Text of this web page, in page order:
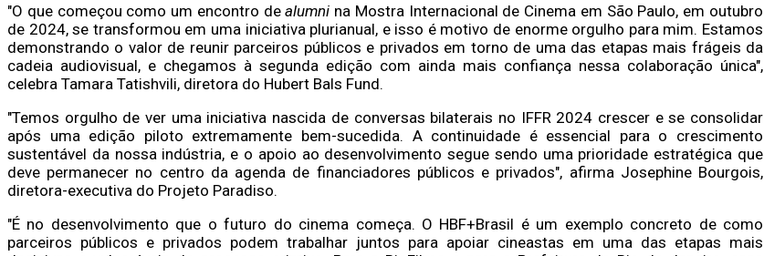
"O que começou como um encontro dealumni na Mostra Internacional de Cinema em São Paulo, em outubro
de 2024, se transformou em uma iniciativa plurianual, e isso é motivo de enorme orgulho para mim. Estamos
demonstrando o valor de reunir parceiros públicos e privados em torno de uma das etapas mais frágeis da
cadeia audiovisual, e chegamos à segunda edição com ainda mais confiança nessa colaboração única",
celebra Tamara Tatishvili, diretora do Hubert Bals Fund.
"Temos orgulho de ver uma iniciativa nascida de conversas bilaterais no IFFR 2024 crescer e se consolidar
após uma edição piloto extremamente bem-sucedida. A continuidade é essencial para o crescimento
sustentável da nossa indústria, e o apoio ao desenvolvimento segue sendo uma prioridade estratégica que
deve permanecer no centro da agenda de financiadores públicos e privados", afirma Josephine Bourgois,
diretora-executiva do Projeto Paradiso.
"É no desenvolvimento que o futuro do cinema começa. O HBF+Brasil é um exemplo concreto de como
parceiros públicos e privados podem trabalhar juntos para apoiar cineastas em uma das etapas mais